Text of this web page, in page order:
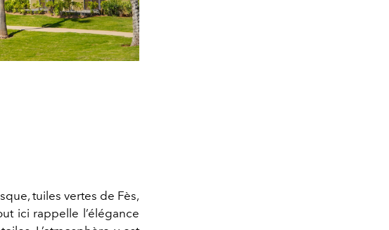
tuiles vertes de Fès,
ici rappelle l’élégance